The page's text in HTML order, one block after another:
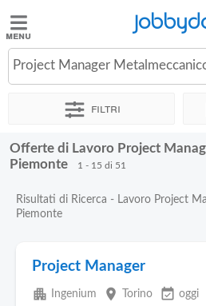
Jobbydoo
Offerte
Stipendi
Elenco
Blog
Project Manager
Filtri
Offerte di Lavoro Project
Piemonte
1 - 15 di 51
Risultati di Ricerca - Lavoro Project
Piemonte
Project Manager
apartment Ingenium place Torino event_available oggi